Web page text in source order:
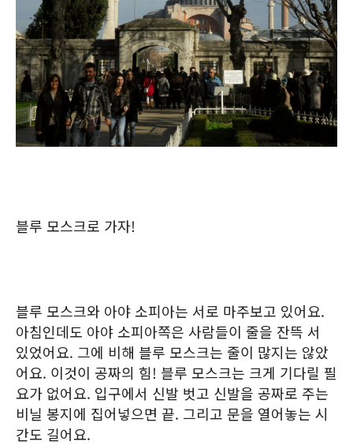
블루 모스크로 가자!
블루 모스크와 아야 소피아는 서로 마주보고 있어요.
아침인데도 아야 소피아쪽은 사람들이 줄을 잔뜩 서
있었어요. 그에 비해 블루 모스크는 줄이 많지는 않았
어요. 이것이 공짜의 힘! 블루 모스크는 크게 기다릴 필
요가 없어요. 입구에서 신발 벗고 신발을 공짜로 주는
비닐 봉지에 집어넣으면 끝. 그리고 문을 열어놓는 시
간도 길어요.